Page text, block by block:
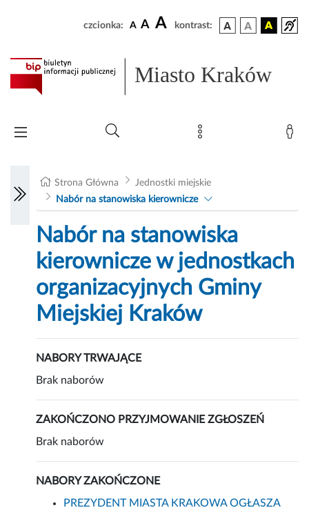
czcionka: A A A kontrast:
Miasto Kraków
Strona Główna
Jednostki miejskie
Nabór na stanowiska kierownicze
Nabór na stanowiska
kierownicze w jednostkach
organizacyjnych Gminy
Miejskiej Kraków
NABORY TRWAJĄCE
Brak naborów
ZAKOŃCZONO PRZYJMOWANIE ZGŁOSZEŃ
Brak naborów
NABORY ZAKOŃCZONE
PREZYDENT MIASTA KRAKOWA OGŁASZA